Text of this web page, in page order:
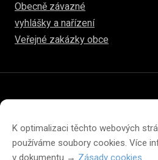
K optimalizaci těchto webových
používáme soubory cookies. Více
v dokumentu → Zásady cookies
Obecně závazné
vyhlášky a nařízení
Veřejné zakázky obce
Prohlášení o přístupnosti
Zásady cookies (EU)